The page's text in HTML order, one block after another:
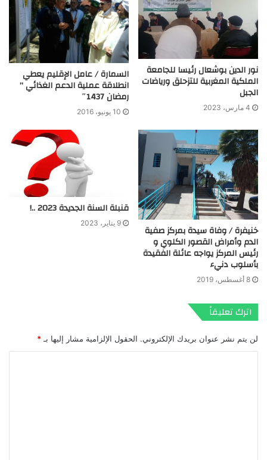
نور الدين بوشعال رئيسا للجامعة
الملكية المغربية للتزحلق ورياضات
الجبل
4 مارس، 2023
السمارة / عامل الإقليم يعطي
انطلاقة عملية الدعم الغذائي ”
رمضان 1437″
10 يونيو، 2016
خنيفرة / وفاة سيدة بمركز صفية
الدم وأمراض القصور الكلوي و
رئيس المركز يواجه عائلة الفقيدة
بأسلوب دنيء
8 أغسطس، 2019
قنبلة السنة الجديدة 2023 ..!
9 يناير، 2023
اترك تعليقاً
لن يتم نشر عنوان بريدك الإلكتروني. الحقول الإلزامية مشار إليها بـ *